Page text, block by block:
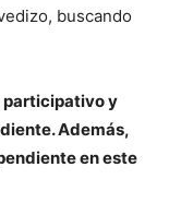
buscando
participativo y
Además,
en este